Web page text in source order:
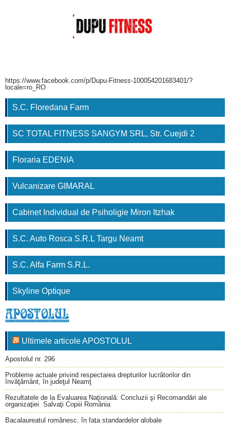
https://www.facebook.com/p/Dupu-Fitness-100054201683401/?
locale=ro_RO
S.C. Floredana Farm
SC TOTAL FITNESS SANGYM SRL, Str. Cuejdi 2
Floraria EDENIA
Vulcanizare GIMARAL
Cabinet Individual de Psiholigie Miron Itzhak
S.C. Auto Rosca S.R.L Targu Neamt
S.C. Alfa Farm S.R.L.
Skyline Optique
Ultimele articole APOSTOLUL
Apostolul nr. 296
Probleme actuale privind respectarea drepturilor lucrătorilor din
învăţământ, în judeţul Neamţ
Rezultatele de la Evaluarea Naţională: Concluzii şi Recomandări ale
organizaţiei Salvaţi Copiii România
Bacalaureatul românesc, în faţa standardelor globale